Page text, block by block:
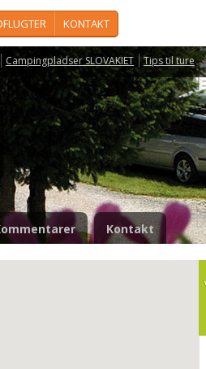
KONTAKT
Campingpladser SLOVAKIET Tips til ture
Kontakt